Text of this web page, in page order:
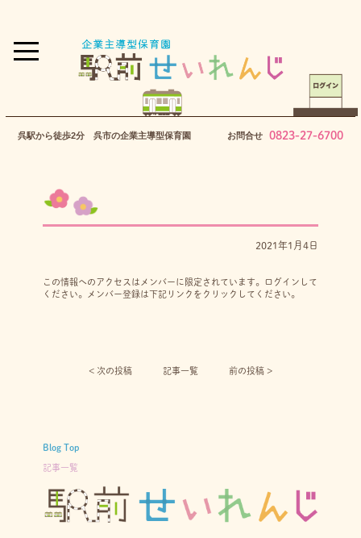
呉駅から徒歩2分 呉市の企業主導型保育園 お問合せ 0823-27-6700
2021年1月4日
この情報へのアクセスはメンバーに限定されています。ログインして
ください。メンバー登録は下記リンクをクリックしてください。
< 次の投稿︎ 記事一覧 前の投稿 >
Blog Top
記事一覧